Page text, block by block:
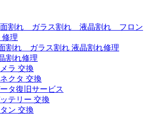
面割れ ガラス割れ 液晶割れ フロン
修理
割れ ガラス割れ 液晶割れ修理
割れ修理
ラ 交換
クタ 交換
タ復旧サービス
テリー 交換
ン 交換